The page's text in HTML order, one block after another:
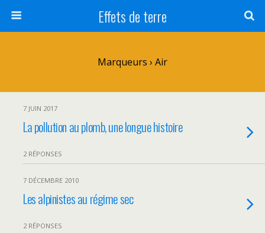
Effets de terre
Marqueurs › Air
7 JUIN 2017
La pollution au plomb, une longue histoire
2 RÉPONSES
7 DÉCEMBRE 2010
Les alpinistes au régime sec
2 RÉPONSES